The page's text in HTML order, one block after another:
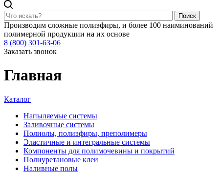
Поиск
Производим сложные полиэфиры, и более 100 наиминований
полимерной продукции на их основе
8 (800) 301-63-06
Заказать звонок
Главная
Каталог
Напыляемые системы
Заливочные системы
Полиолы, полиэфиры, преполимеры
Эластичные и интегральные системы
Компоненты для полимочевины и покрытий
Полиуретановые клеи
Наливные полы